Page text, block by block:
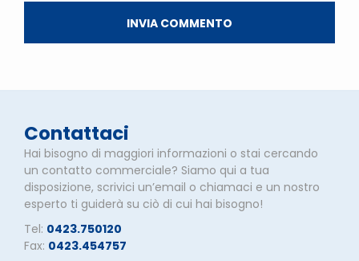
Contattaci
Hai bisogno di maggiori informazioni o stai cercando
un contatto commerciale? Siamo qui a tua
disposizione, scrivici un’email o chiamaci e un nostro
esperto ti guiderà su ciò di cui hai bisogno!
Tel: 0423.750120
Fax: 0423.454757